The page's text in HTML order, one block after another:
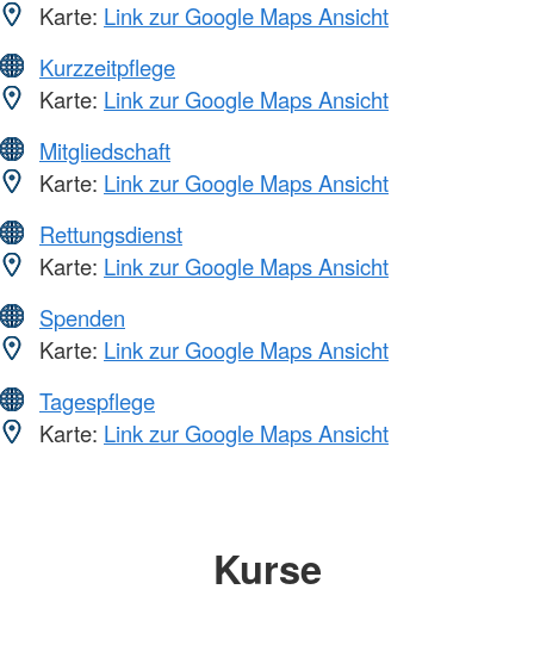
Karte: Link zur Google Maps Ansicht
Kurzzeitpflege
Karte: Link zur Google Maps Ansicht
Mitgliedschaft
Karte: Link zur Google Maps Ansicht
Rettungsdienst
Karte: Link zur Google Maps Ansicht
Spenden
Karte: Link zur Google Maps Ansicht
Tagespflege
Karte: Link zur Google Maps Ansicht
Kurse